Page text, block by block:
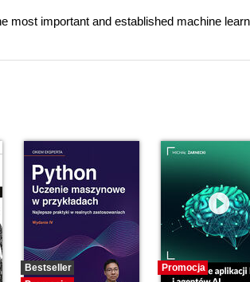
most important and established machine
Bestseller
Promocja